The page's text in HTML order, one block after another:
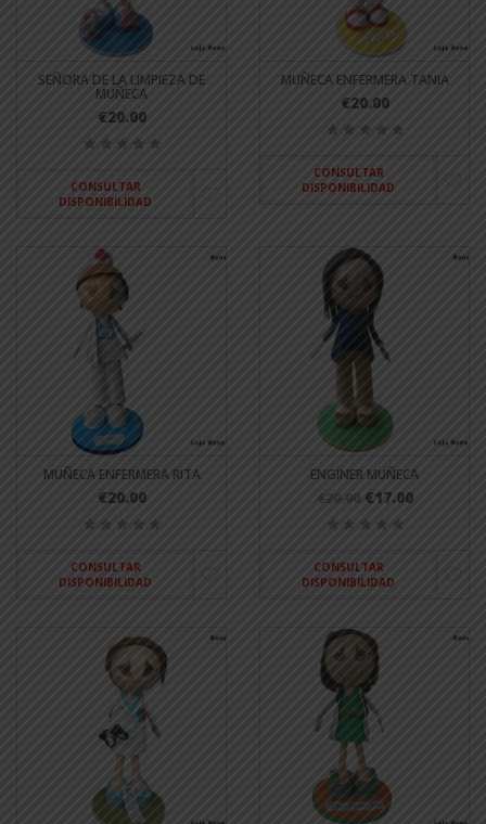
SEÑORA DE LA LIMPIEZA DE
MUÑECA
€20.00
CONSULTAR
DISPONIBILIDAD
MUÑECA ENFERMERA TANIA
€20.00
CONSULTAR
DISPONIBILIDAD
MUÑECA ENFERMERA RITA
€20.00
CONSULTAR
DISPONIBILIDAD
ENGINER MUÑECA
€20.00 €17.00
CONSULTAR
DISPONIBILIDAD